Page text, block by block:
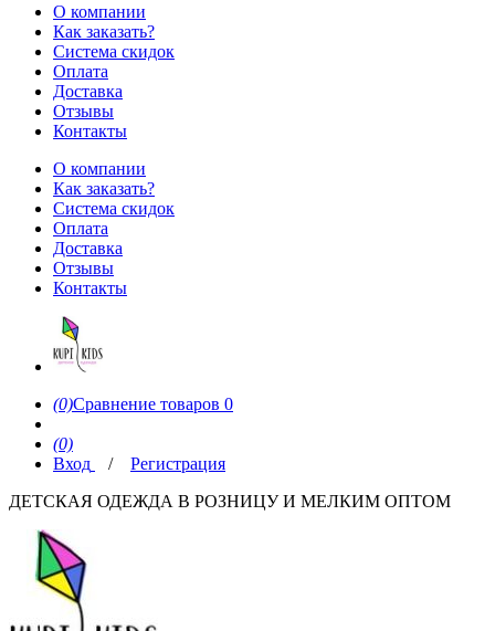
О компании
Как заказать?
Система скидок
Оплата
Доставка
Отзывы
Контакты
О компании
Как заказать?
Система скидок
Оплата
Доставка
Отзывы
Контакты
(0)Сравнение товаров 0
(0)
Вход
/
Регистрация
ДЕТСКАЯ ОДЕЖДА В РОЗНИЦУ И МЕЛКИМ ОПТОМ